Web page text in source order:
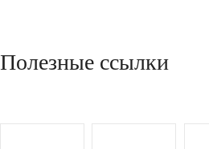
Полезные ссылки